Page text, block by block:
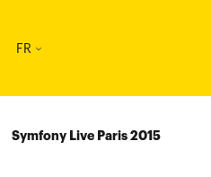
FR
Symfony Live Paris 2015